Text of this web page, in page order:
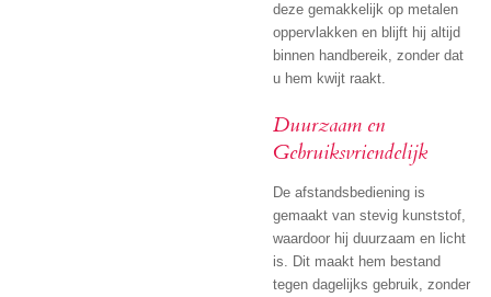
deze gemakkelijk op metalen
oppervlakken en blijft hij altijd
binnen handbereik, zonder dat
u hem kwijt raakt.
Duurzaam en
Gebruiksvriendelijk
De afstandsbediening is
gemaakt van stevig kunststof,
waardoor hij duurzaam en licht
is. Dit maakt hem bestand
tegen dagelijks gebruik, zonder